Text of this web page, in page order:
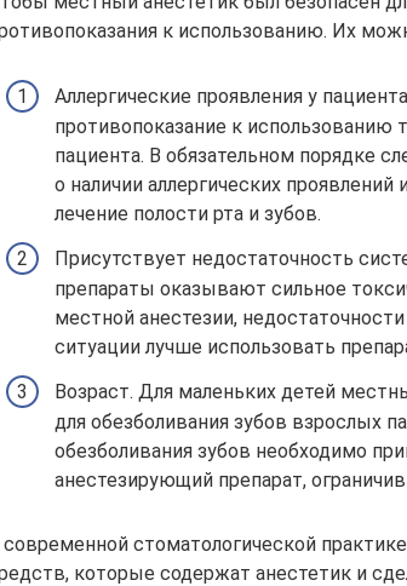
к использованию. Их
Аллергические проявления у
противопоказание к использованию
пациента. В обязательном порядке
о наличии аллергических
лечение полости рта и зубов.
Присутствует недостаточность
препараты оказывают сильное
местной анестезии,
ситуации лучше использовать
Возраст. Для маленьких детей
для обезболивания зубов взрослых
обезболивания зубов необходимо
анестезирующий препарат,
современной стоматологической
которые содержат анестетик и